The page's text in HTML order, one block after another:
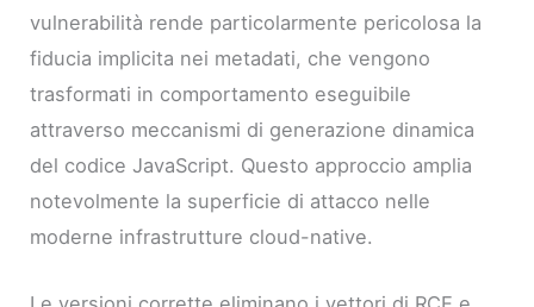
vulnerabilità rende particolarmente pericolosa la
fiducia implicita nei metadati, che vengono
trasformati in comportamento eseguibile
attraverso meccanismi di generazione dinamica
del codice JavaScript. Questo approccio amplia
notevolmente la superficie di attacco nelle
moderne infrastrutture cloud-native.